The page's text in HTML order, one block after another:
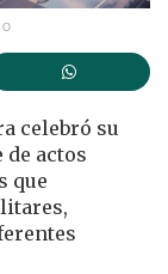
celebró su
actos
que